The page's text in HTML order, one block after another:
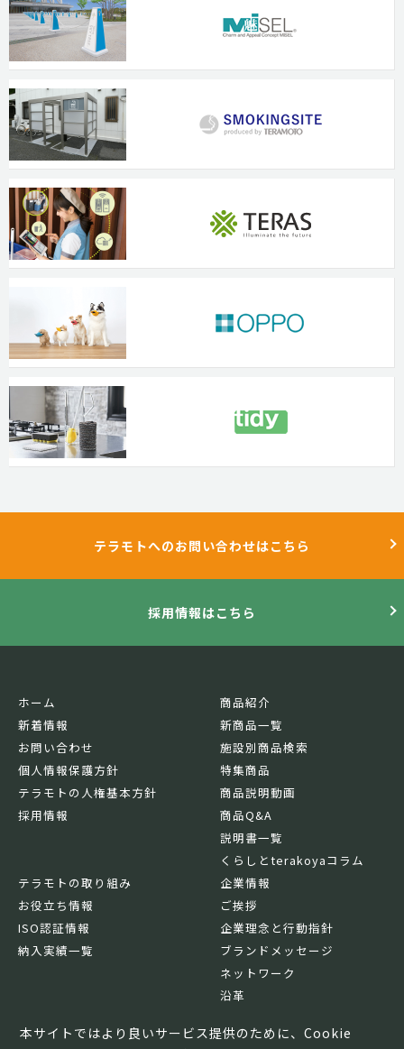
本サイトではより良いサービス提供のために、Cookie
テラモトへのお問い合わせはこちら
採用情報はこちら
ホーム
新着情報
お問い合わせ
個人情報保護方針
テラモトの人権基本方針
採用情報
商品紹介
新商品一覧
施設別商品検索
特集商品
商品説明動画
商品Q&A
説明書一覧
くらしとterakoyaコラム
テラモトの取り組み
お役立ち情報
ISO認証情報
納入実績一覧
企業情報
ご挨拶
企業理念と行動指針
ブランドメッセージ
ネットワーク
沿革